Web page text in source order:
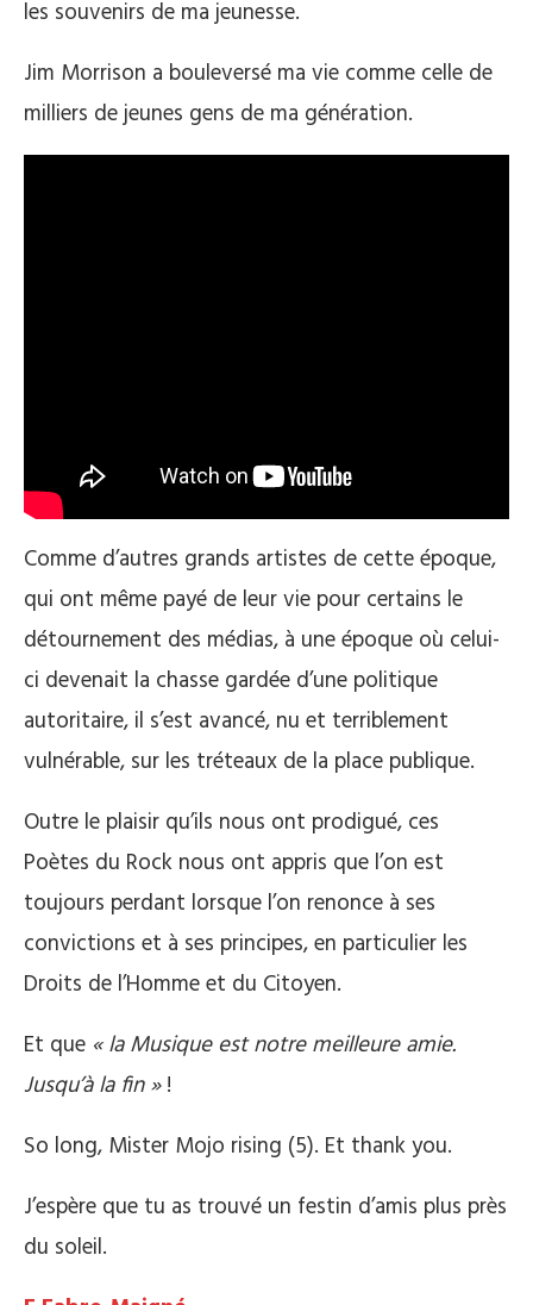
les souvenirs de ma jeunesse.
Jim Morrison a bouleversé ma vie comme celle de
milliers de jeunes gens de ma génération.
Comme d’autres grands artistes de cette époque,
qui ont même payé de leur vie pour certains le
détournement des médias, à une époque où celui-
ci devenait la chasse gardée d’une politique
autoritaire, il s’est avancé, nu et terriblement
vulnérable, sur les tréteaux de la place publique.
Outre le plaisir qu’ils nous ont prodigué, ces
Poètes du Rock nous ont appris que l’on est
toujours perdant lorsque l’on renonce à ses
convictions et à ses principes, en particulier les
Droits de l’Homme et du Citoyen.
Et que « la Musique est notre meilleure amie.
Jusqu’à la fin »!
So long, Mister Mojo rising (5). Et thank you.
J’espère que tu as trouvé un festin d’amis plus près
du soleil.